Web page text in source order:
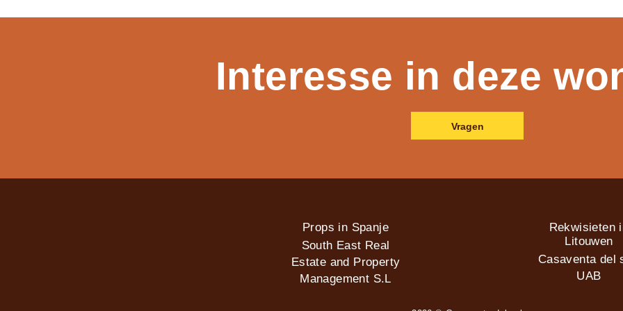
Interesse in deze
Vragen
Props in Spanje
South East Real
Estate and Property
Management S.L
Rekwisieten
Litouwen
Casaventa del
UAB